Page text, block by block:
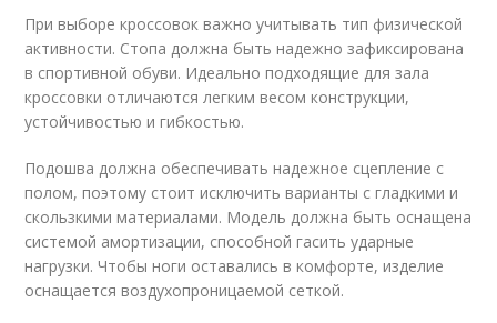
При выборе кроссовок важно учитывать тип физической
активности. Стопа должна быть надежно зафиксирована
в спортивной обуви. Идеально подходящие для зала
кроссовки отличаются легким весом конструкции,
устойчивостью и гибкостью.
Подошва должна обеспечивать надежное сцепление с
полом, поэтому стоит исключить варианты с гладкими и
скользкими материалами. Модель должна быть оснащена
системой амортизации, способной гасить ударные
нагрузки. Чтобы ноги оставались в комфорте, изделие
оснащается воздухопроницаемой сеткой.